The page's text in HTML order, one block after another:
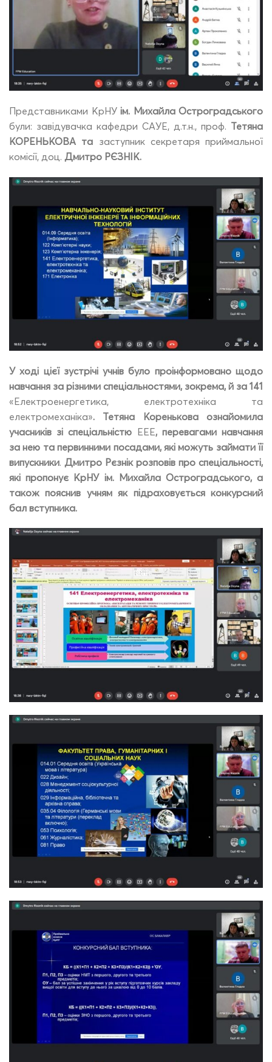
Представниками КрНУ ім. Михайла Остроградського
були: завідувачка кафедри САУЕ, д.т.н., проф. Тетяна
КОРЕНЬКОВА та заступник секретаря приймальної
комісії, доц. Дмитро РЄЗНІК.
У ході цієї зустрічі учнів було проінформовано щодо
навчання за різними спеціальностями, зокрема, й за 141
«Електроенергетика, електротехніка та
електромеханіка». Тетяна Коренькова ознайомила
учасників зі спеціальністю ЕЕЕ, перевагами навчання
за нею та первинними посадами, які можуть займати її
випускники. Дмитро Рєзнік розповів про спеціальності,
які пропонує КрНУ ім. Михайла Остроградського, а
також пояснив учням як підраховується конкурсний
бал вступника.